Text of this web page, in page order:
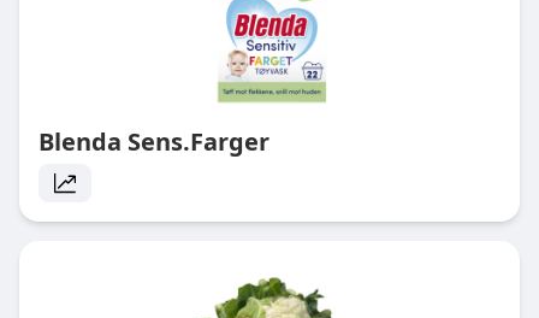
Blenda Sens.Farger